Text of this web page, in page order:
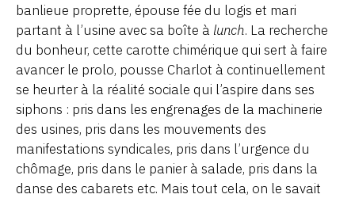
banlieue proprette, épouse fée du logis et mari
partant à l’usine avec sa boîte à lunch. La recherche
du bonheur, cette carotte chimérique qui sert à faire
avancer le prolo, pousse Charlot à continuellement
se heurter à la réalité sociale qui l’aspire dans ses
siphons : pris dans les engrenages de la machinerie
des usines, pris dans les mouvements des
manifestations syndicales, pris dans l’urgence du
chômage, pris dans le panier à salade, pris dans la
danse des cabarets etc. Mais tout cela, on le savait